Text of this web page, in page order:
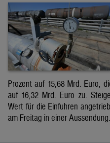
Prozent auf 15,68 Mrd. Euro,
auf 16,32 Mrd. Euro zu.
Wert für die Einfuhren
am Freitag in einer Aussendung.